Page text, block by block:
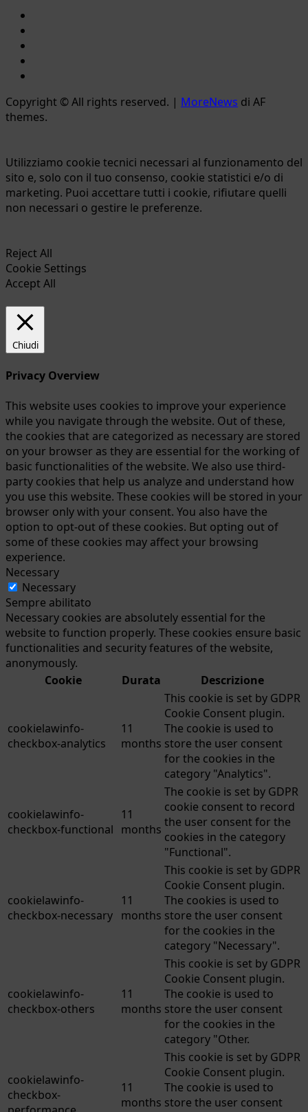
Copyright © All rights reserved. | MoreNews di AF
themes.
Utilizziamo cookie tecnici necessari al funzionamento del
sito e, solo con il tuo consenso, cookie statistici e/o di
marketing. Puoi accettare tutti i cookie, rifiutare quelli
non necessari o gestire le preferenze.
Reject All
Cookie Settings
Accept All
Chiudi
Privacy Overview
This website uses cookies to improve your experience
while you navigate through the website. Out of these,
the cookies that are categorized as necessary are stored
on your browser as they are essential for the working of
basic functionalities of the website. We also use third-
party cookies that help us analyze and understand how
you use this website. These cookies will be stored in your
browser only with your consent. You also have the
option to opt-out of these cookies. But opting out of
some of these cookies may affect your browsing
experience.
Necessary
Necessary
Sempre abilitato
Necessary cookies are absolutely essential for the
website to function properly. These cookies ensure basic
functionalities and security features of the website,
anonymously.
Cookie
Durata Descrizione
cookielawinfo-
checkbox-analytics
11
months
This cookie is set by GDPR
Cookie Consent plugin.
The cookie is used to
store the user consent
for the cookies in the
category "Analytics".
cookielawinfo-
checkbox-functional
11
months
The cookie is set by GDPR
cookie consent to record
the user consent for the
cookies in the category
"Functional".
cookielawinfo-
checkbox-necessary
11
months
This cookie is set by GDPR
Cookie Consent plugin.
The cookies is used to
store the user consent
for the cookies in the
category "Necessary".
cookielawinfo-
checkbox-others
11
months
This cookie is set by GDPR
Cookie Consent plugin.
The cookie is used to
store the user consent
for the cookies in the
category "Other.
cookielawinfo-
checkbox-
11
months
This cookie is set by GDPR
Cookie Consent plugin.
The cookie is used to
store the user consent